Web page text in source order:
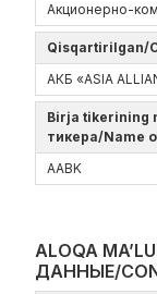
Акционерно-
Qisqartirilgan/
АКБ «ASIA
Birja tikerining
тикера/Name
AABK
ALOQA
ДАННЫЕ/